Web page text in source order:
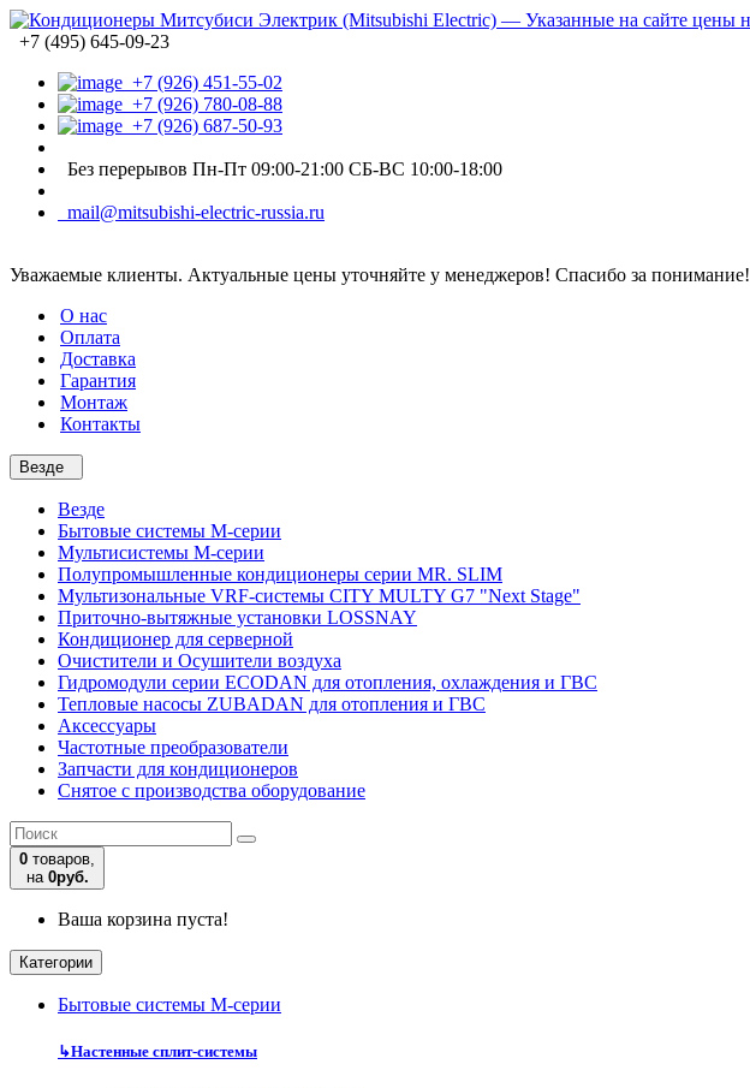
+7 (495) 645-09-23
+7 (926) 451-55-02
+7 (926) 780-08-88
+7 (926) 687-50-93
Без перерывов Пн-Пт 09:00-21:00 СБ-ВС 10:00-18:00
mail@mitsubishi-electric-russia.ru
Уважаемые клиенты. Актуальные цены уточняйте у менеджеров! Спасибо за понимание!
О нас
Оплата
Доставка
Гарантия
Монтаж
Контакты
Везде
Везде
Бытовые системы M-серии
Мультисистемы M-серии
Полупромышленные кондиционеры серии MR. SLIM
Мультизональные VRF-системы CITY MULTY G7 "Next Stage"
Приточно-вытяжные установки LOSSNAY
Кондиционер для серверной
Очистители и Осушители воздуха
Гидромодули серии ECODAN для отопления, охлаждения и ГВС
Тепловые насосы ZUBADAN для отопления и ГВС
Аксесcуары
Частотные преобразователи
Запчасти для кондиционеров
Снятое с производства оборудование
0 товаров,
на 0руб.
Ваша корзина пуста!
Категории
Бытовые системы M-серии
↳Настенные сплит-системы